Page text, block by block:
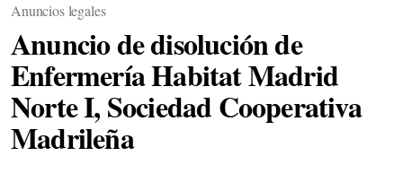
Anuncios legales
Anuncio de disolución de
Enfermería Habitat Madrid
Norte I, Sociedad Cooperativa
Madrileña